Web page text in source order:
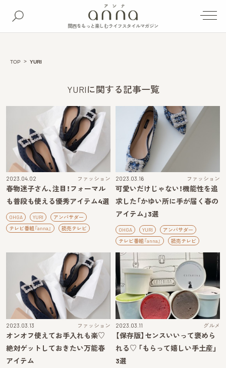
関西をもっと楽しむライフスタイルマガジン
TOP YURI
YURIに関する記事一覧
2023.04.02 ファッション
春物迷子さん、注目！フォーマル
も普段も使える優秀アイテム4選
OHGA YURI
アンバサダー
テレビ番組『anna』
読売テレビ
2023.03.16 ファッション
可愛いだけじゃない！機能性を追
求した「かゆい所に手が届く春の
アイテム」3選
OHGA YURI
アンバサダー
テレビ番組『anna』
読売テレビ
2023.03.13 ファッション
オンオフ使えてお手入れも楽♡
絶対ゲットしておきたい万能春
アイテム
2023.03.11 グルメ
【保存版】センスいいって褒めら
れる♡ 「もらって嬉しい手土産」
3選